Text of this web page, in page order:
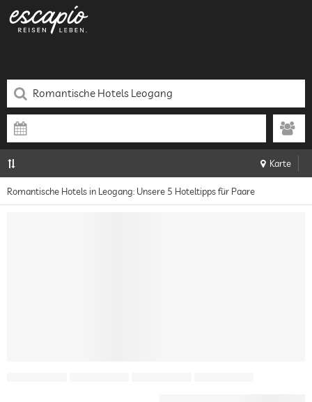
Karte
Romantische Hotels in Leogang: Unsere 5 Hoteltipps für Paare